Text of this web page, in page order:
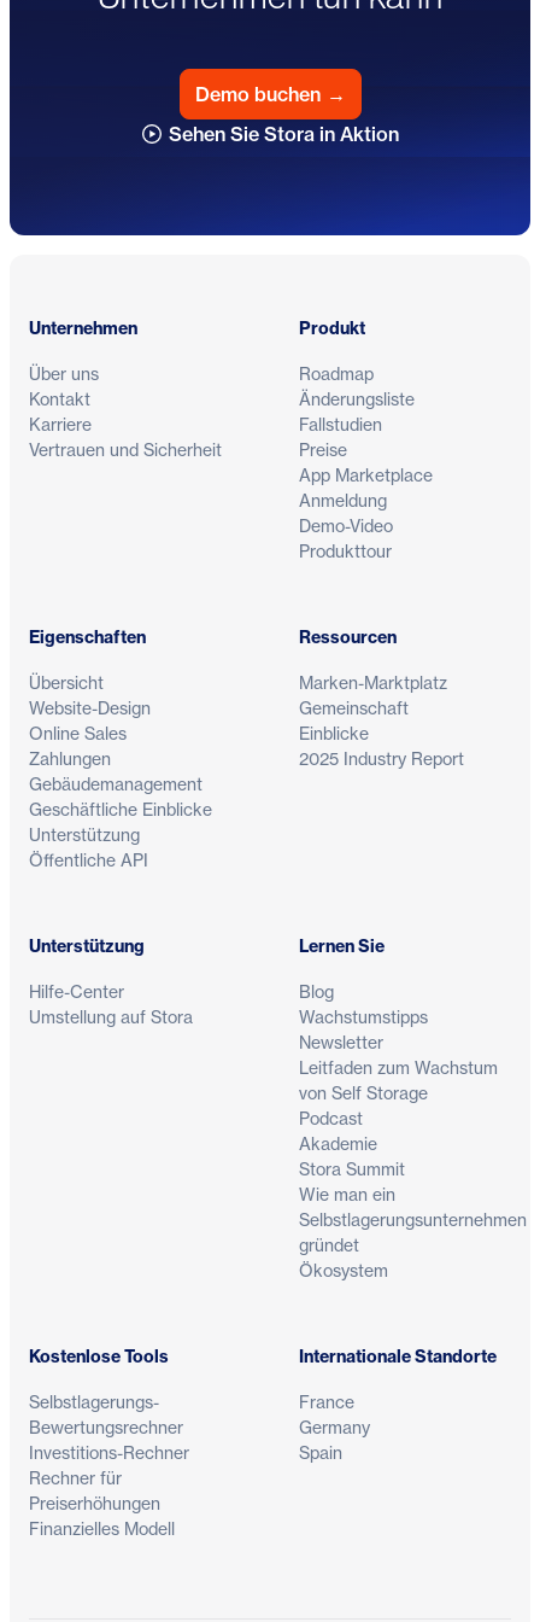
Demo buchen →
Sehen Sie Stora in Aktion
Unternehmen
Über uns
Kontakt
Karriere
Vertrauen und Sicherheit
Produkt
Roadmap
Änderungsliste
Fallstudien
Preise
App Marketplace
Anmeldung
Demo-Video
Produkttour
Eigenschaften
Übersicht
Website-Design
Online Sales
Zahlungen
Gebäudemanagement
Geschäftliche Einblicke
Unterstützung
Öffentliche API
Ressourcen
Marken-Marktplatz
Gemeinschaft
Einblicke
2025 Industry Report
Unterstützung
Hilfe-Center
Umstellung auf Stora
Lernen Sie
Blog
Wachstumstipps
Newsletter
Leitfaden zum Wachstum
von Self Storage
Podcast
Akademie
Stora Summit
Wie man ein
Selbstlagerungsunternehmen
gründet
Ökosystem
Kostenlose Tools
Selbstlagerungs-
Bewertungsrechner
Investitions-Rechner
Rechner für
Preiserhöhungen
Finanzielles Modell
Internationale Standorte
France
Germany
Spain